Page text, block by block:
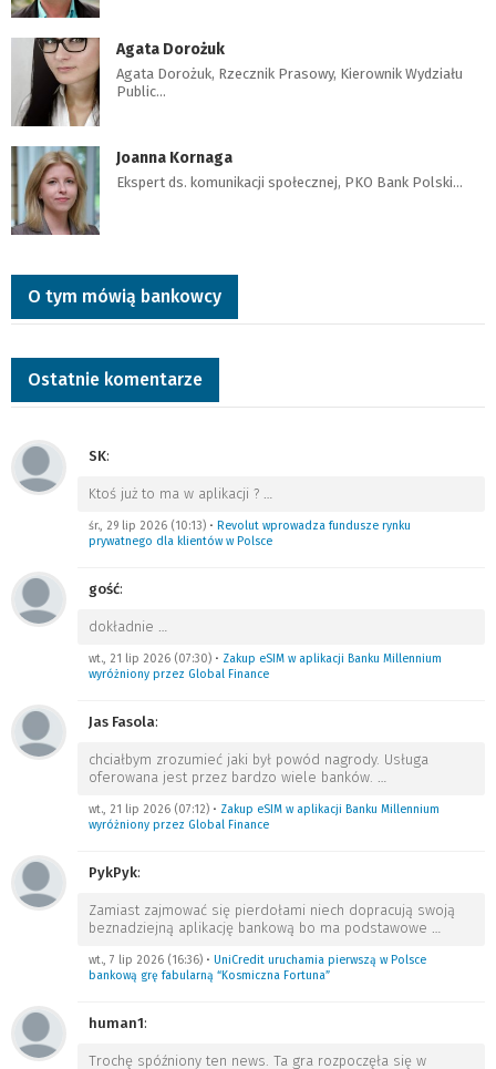
Agata Dorożuk
Agata Dorożuk, Rzecznik Prasowy, Kierownik Wydziału
Public…
Joanna Kornaga
Ekspert ds. komunikacji społecznej, PKO Bank Polski…
O tym mówią bankowcy
Ostatnie komentarze
SK:
Ktoś już to ma w aplikacji ?
śr., 29 lip 2026 (10:13) • Revolut wprowadza fundusze rynku
prywatnego dla klientów w Polsce
gość:
dokładnie
wt., 21 lip 2026 (07:30) • Zakup eSIM w aplikacji Banku Millennium
wyróżniony przez Global Finance
Jas Fasola:
chciałbym zrozumieć jaki był powód nagrody. Usługa
oferowana jest przez bardzo wiele banków.
wt., 21 lip 2026 (07:12) • Zakup eSIM w aplikacji Banku Millennium
wyróżniony przez Global Finance
PykPyk:
Zamiast zajmować się pierdołami niech dopracują swoją
beznadziejną aplikację bankową bo ma podstawowe
wt., 7 lip 2026 (16:36) • UniCredit uruchamia pierwszą w Polsce
bankową grę fabularną “Kosmiczna Fortuna”
human1:
Trochę spóźniony ten news. Ta gra rozpoczęła się w